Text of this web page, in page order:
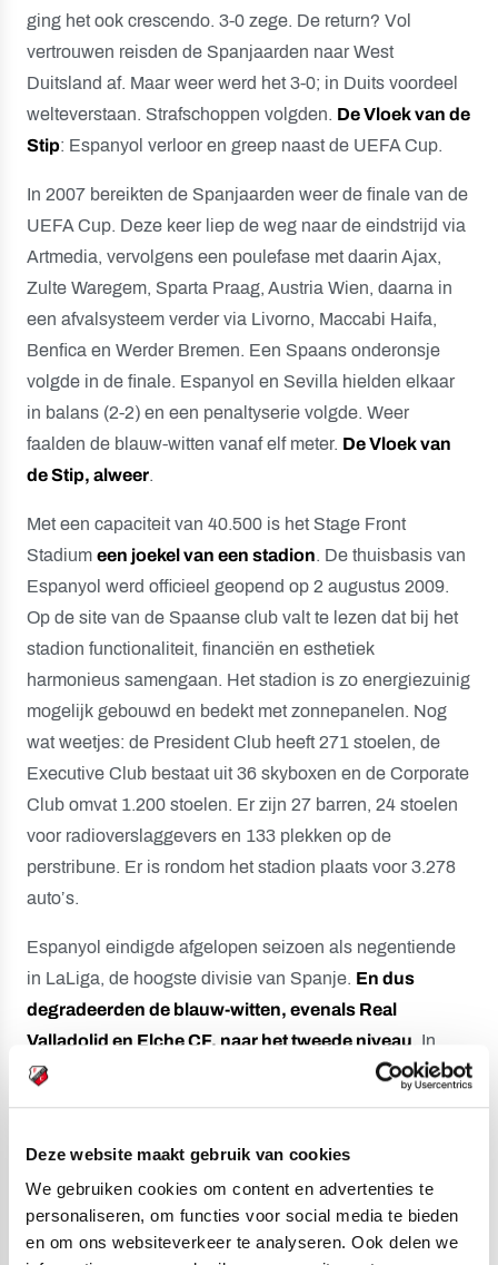
Deze website maakt gebruik van cookies
We gebruiken cookies om content en advertenties te
personaliseren, om functies voor social media te bieden
en om ons websiteverkeer te analyseren. Ook delen we
ging het ook crescendo. 3-0 zege. De return? Vol
vertrouwen reisden de Spanjaarden naar West
Duitsland af. Maar weer werd het 3-0; in Duits voordeel
welteverstaan. Strafschoppen volgden. De Vloek van de
Stip: Espanyol verloor en greep naast de UEFA Cup.
In 2007 bereikten de Spanjaarden weer de finale van de
UEFA Cup. Deze keer liep de weg naar de eindstrijd via
Artmedia, vervolgens een poulefase met daarin Ajax,
Zulte Waregem, Sparta Praag, Austria Wien, daarna in
een afvalsysteem verder via Livorno, Maccabi Haifa,
Benfica en Werder Bremen. Een Spaans onderonsje
volgde in de finale. Espanyol en Sevilla hielden elkaar
in balans (2-2) en een penaltyserie volgde. Weer
faalden de blauw-witten vanaf elf meter. De Vloek van
de Stip, alweer.
Met een capaciteit van 40.500 is het Stage Front
Stadium een joekel van een stadion. De thuisbasis van
Espanyol werd officieel geopend op 2 augustus 2009.
Op de site van de Spaanse club valt te lezen dat bij het
stadion functionaliteit, financiën en esthetiek
harmonieus samengaan. Het stadion is zo energiezuinig
mogelijk gebouwd en bedekt met zonnepanelen. Nog
wat weetjes: de President Club heeft 271 stoelen, de
Executive Club bestaat uit 36 skyboxen en de Corporate
Club omvat 1.200 stoelen. Er zijn 27 barren, 24 stoelen
voor radioverslaggevers en 133 plekken op de
perstribune. Er is rondom het stadion plaats voor 3.278
auto’s.
Espanyol eindigde afgelopen seizoen als negentiende
in LaLiga, de hoogste divisie van Spanje. En dus
degradeerden de blauw-witten, evenals Real
Valladolid en Elche CF, naar het tweede niveau . In
LaLiga2 hoopt Espanyol hoge ogen te gooien mede
dankzij de kwaliteiten van internationals als Martin
Keidi Bare (Albanië) en Leandro Cabrera (Urguay).
Kampioen worden op het tweede niveau, dat lukte RCD
Espanyol tot nu toe twee keer: in 1994 en in 2021. In de